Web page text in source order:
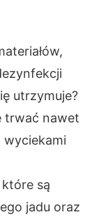
utrzymuje?
trwać nawet
wyciekami
są
jadu oraz